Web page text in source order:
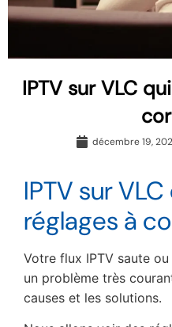
IPTV sur VLC
décembre 19,
IPTV sur
réglages à
Votre flux IPTV saute ou
un problème très
causes et les solutions.